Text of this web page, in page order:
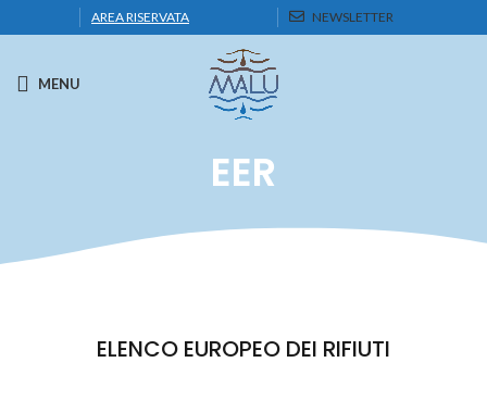
AREA RISERVATA NEWSLETTER
MENU
EER
ELENCO EUROPEO DEI RIFIUTI